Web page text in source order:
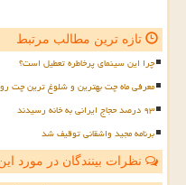
تازه ترین مطالب مرتبط
چرا این سینمای پرخاطره تعطیل است؟
معرفی ماه چت بهترین و شلوغ ترین چت
۹۳ درصد حجاج ایرانی به خانه رسیدند
برنامه مجید واشقانی توقیف شد
نظرات بینندگان در مورد